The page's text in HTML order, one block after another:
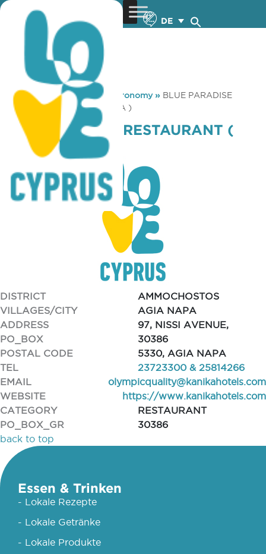
DE
You are here: Home »Gastronomy» BLUE PARADISE
RESTAURANT ( AGIA NAPA )
BLUE PARADISE RESTAURANT (
AGIA NAPA )
DISTRICT
AMMOCHOSTOS
VILLAGES/CITY
AGIA NAPA
ADDRESS
97, NISSI AVENUE,
PO_BOX
30386
POSTAL CODE
5330, AGIA NAPA
TEL
23723300 & 25814266
EMAIL
olympicquality@kanikahotels.com
WEBSITE
https://www.kanikahotels.com
CATEGORY
RESTAURANT
PO_BOX_GR
30386
back to top
Essen & Trinken
- Lokale Rezepte
- Lokale Getränke
- Lokale Produkte